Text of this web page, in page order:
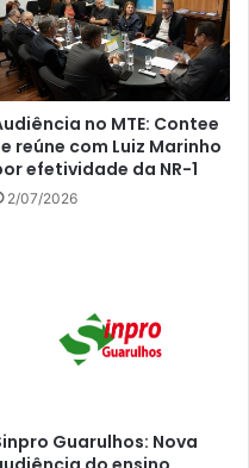
no MTE: Contee
reúne com Luiz Marinho
efetividade da NR-1
2/07/2026
Guarulhos: Nova